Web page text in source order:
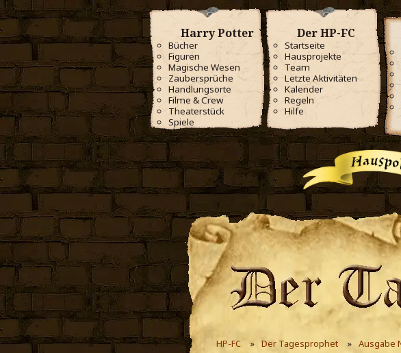
Harry Potter
Bücher
Figuren
Magische Wesen
Zaubersprüche
Handlungsorte
Filme & Crew
Theaterstück
Spiele
Der HP-FC
Startseite
Hausprojekte
Team
Letzte Aktivitäten
Kalender
Regeln
Hilfe
HP-FC Der Tagesprophet Ausgabe